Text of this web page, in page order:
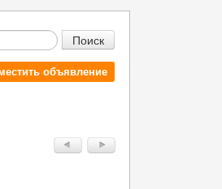
Поиск
объявление